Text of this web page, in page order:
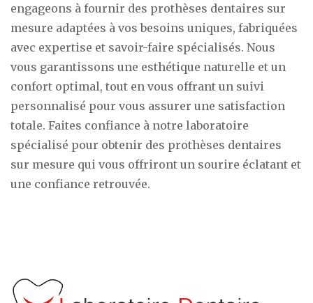
engageons à fournir des prothèses dentaires sur
mesure adaptées à vos besoins uniques, fabriquées
avec expertise et savoir-faire spécialisés. Nous
vous garantissons une esthétique naturelle et un
confort optimal, tout en vous offrant un suivi
personnalisé pour vous assurer une satisfaction
totale. Faites confiance à notre laboratoire
spécialisé pour obtenir des prothèses dentaires
sur mesure qui vous offriront un sourire éclatant et
une confiance retrouvée.